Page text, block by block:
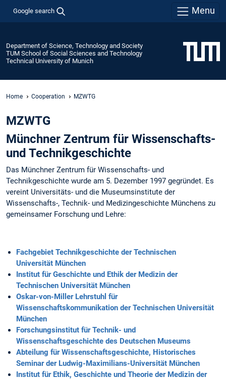
Google search Menu
Department of Science, Technology and Society
TUM School of Social Sciences and Technology
Technical University of Munich
Home Cooperation MZWTG
MZWTG
Münchner Zentrum für Wissenschafts-
und Technikgeschichte
Das Münchner Zentrum für Wissenschafts- und
Technikgeschichte wurde am 5. Dezember 1997 gegründet. Es
vereint Universitäts- und die Museumsinstitute der
Wissenschafts-, Technik- und Medizingeschichte Münchens zu
gemeinsamer Forschung und Lehre:
Fachgebiet Technikgeschichte der Technischen
Universität München
Institut für Geschichte und Ethik der Medizin der
Technischen Universität München
Oskar-von-Miller Lehrstuhl für
Wissenschaftskommunikation der Technischen Universität
München
Forschungsinstitut für Technik- und
Wissenschaftsgeschichte des Deutschen Museums
Abteilung für Wissenschaftsgeschichte, Historisches
Seminar der Ludwig-Maximilians-Universität München
Institut für Ethik, Geschichte und Theorie der Medizin der